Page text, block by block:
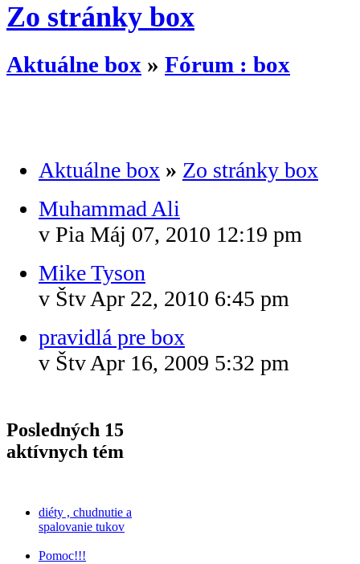
Zo stránky box
Aktuálne box » Fórum : box
Aktuálne box » Zo stránky box
Muhammad Ali
v Pia Máj 07, 2010 12:19 pm
Mike Tyson
v Štv Apr 22, 2010 6:45 pm
pravidlá pre box
v Štv Apr 16, 2009 5:32 pm
Posledných 15
aktívnych tém
diéty , chudnutie a
spalovanie tukov
Pomoc!!!